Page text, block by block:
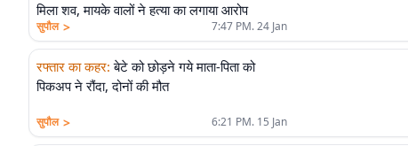
मिला शव, मायके वालों ने हत्या का लगाया आरोप
सुपौल > 7:47 PM. 24 Jan
रफ्तार का कहर: बेटे को छोड़ने गये माता-पिता को
पिकअप ने रौंदा, दोनों की मौत
सुपौल > 6:21 PM. 15 Jan